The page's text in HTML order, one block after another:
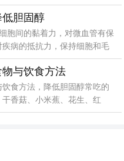
胆固醇
胞间的黏着力，对微血管有保
病的抵抗力，保持细胞和毛
与饮食方法
食方法，降低胆固醇常吃的
香菇、小米蕉、花生、红